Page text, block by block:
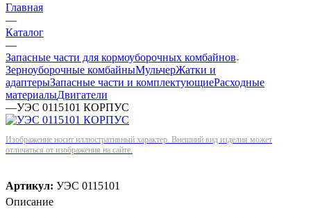
Главная
—
Каталог
—
Запасные части для кормоуборочных комбайнов
Зерноуборочные комбайныМульчерЖатки и
адаптерыЗапасные части и комплектующиеРасходные
материалыДвигатели
—УЭС 0115101 КОРПУС
Изображение носит иллюстративный характер. Внешний вид изделия может
отличаться от изображения на сайте.
Артикул: УЭС 0115101
Описание